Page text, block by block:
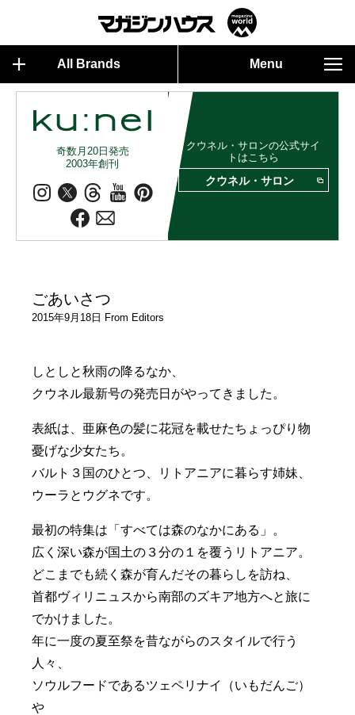
All Brands Menu
奇数月20日発売
2003年創刊
クウネル・サロンの公式サイ
トはこちら
クウネル・サロン
ごあいさつ
2015年9月18日 From Editors
しとしと秋雨の降るなか、
クウネル最新号の発売日がやってきました。
表紙は、亜麻色の髪に花冠を載せたちょっぴり物
憂げな少女たち。
バルト３国のひとつ、リトアニアに暮らす姉妹、
ウーラとウグネです。
最初の特集は「すべては森のなかにある」。
広く深い森が国土の３分の１を覆うリトアニア。
どこまでも続く森が育んだその暮らしを訪ね、
首都ヴィリニュスから南部のズキア地方へと旅に
でかけました。
年に一度の夏至祭を昔ながらのスタイルで行う
人々、
ソウルフードであるツェペリナイ（いもだんご）
や